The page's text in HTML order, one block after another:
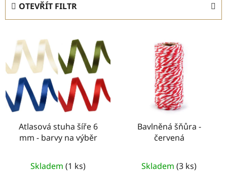
n
o
d
u
k
OTEVŘÍT FILTR
p
i
s
p
Atlasová stuha šíře 6
mm - barvy na výběr
Skladem (1 ks)
Bavlněná šňůra -
červená
Skladem (3 ks)